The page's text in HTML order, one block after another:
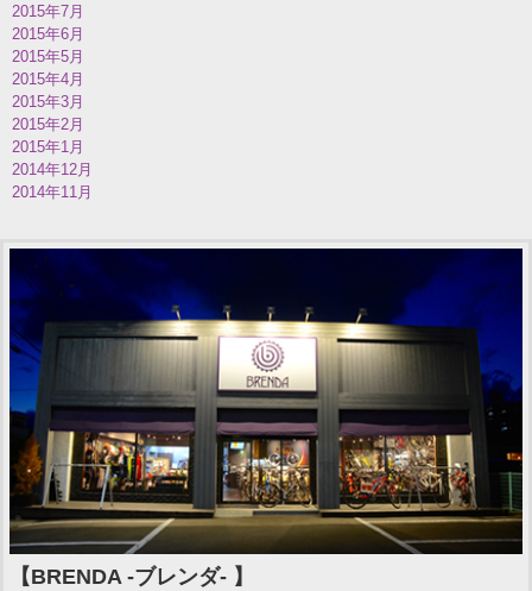
2015年7月
2015年6月
2015年5月
2015年4月
2015年3月
2015年2月
2015年1月
2014年12月
2014年11月
【BRENDA -ブレンダ- 】